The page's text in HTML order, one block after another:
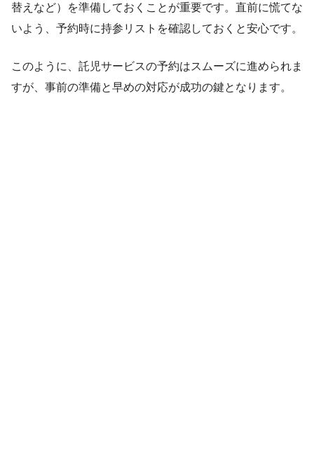
替えなど）を準備しておくことが重要です。直前に慌てな
いよう、予約時に持参リストを確認しておくと安心です。
このように、託児サービスの予約はスムーズに進められま
すが、事前の準備と早めの対応が成功の鍵となります。